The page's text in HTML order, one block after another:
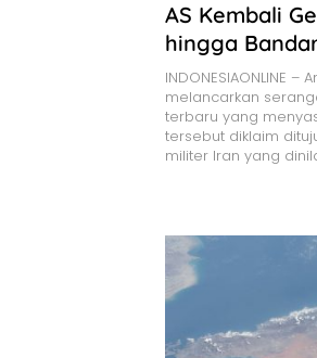
AS Kembali
hingga
INDONESIAONLINE
melancarkan
terbaru yang
tersebut diklaim
militer Iran yang